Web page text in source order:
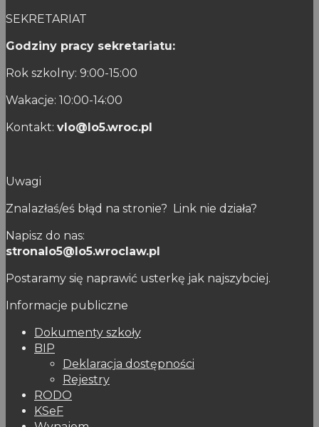
SEKRETARIAT
Godziny pracy sekretariatu:
Rok szkolny: 9:00-15:00
Wakacje: 10:00-14:00
Kontakt: vlo@lo5.wroc.pl
Uwagi
Znalazłaś/eś błąd na stronie? Link nie działa?
Napisz do nas:
stronalo5@lo5.wroclaw.pl
Postaramy się naprawić usterkę jak najszybciej.
Informacje publiczne
Dokumenty szkoły
BIP
Deklaracja dostępności
Rejestry
RODO
KSeF